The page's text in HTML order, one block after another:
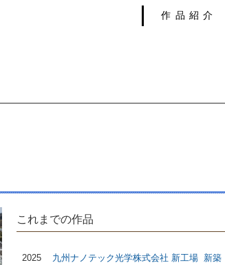
作品紹介
これまでの作品
2025
九州ナノテック光学株式会社 新工場 新築